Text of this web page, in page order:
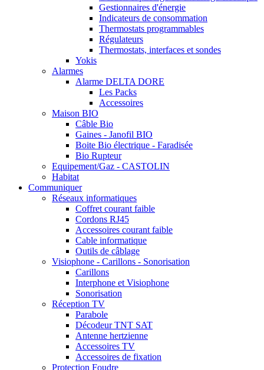
Gestionnaires d'énergie
Indicateurs de consommation
Thermostats programmables
Régulateurs
Thermostats, interfaces et sondes
Yokis
Alarmes
Alarme DELTA DORE
Les Packs
Accessoires
Maison BIO
Câble Bio
Gaines - Janofil BIO
Boite Bio électrique - Faradisée
Bio Rupteur
Equipement/Gaz - CASTOLIN
Habitat
Communiquer
Réseaux informatiques
Coffret courant faible
Cordons RJ45
Accessoires courant faible
Cable informatique
Outils de câblage
Visiophone - Carillons - Sonorisation
Carillons
Interphone et Visiophone
Sonorisation
Réception TV
Parabole
Décodeur TNT SAT
Antenne hertzienne
Accessoires TV
Accessoires de fixation
Protection Foudre